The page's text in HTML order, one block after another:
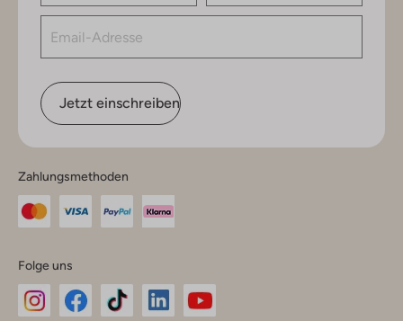
Jetzt einschreiben
Zahlungsmethoden
Folge uns